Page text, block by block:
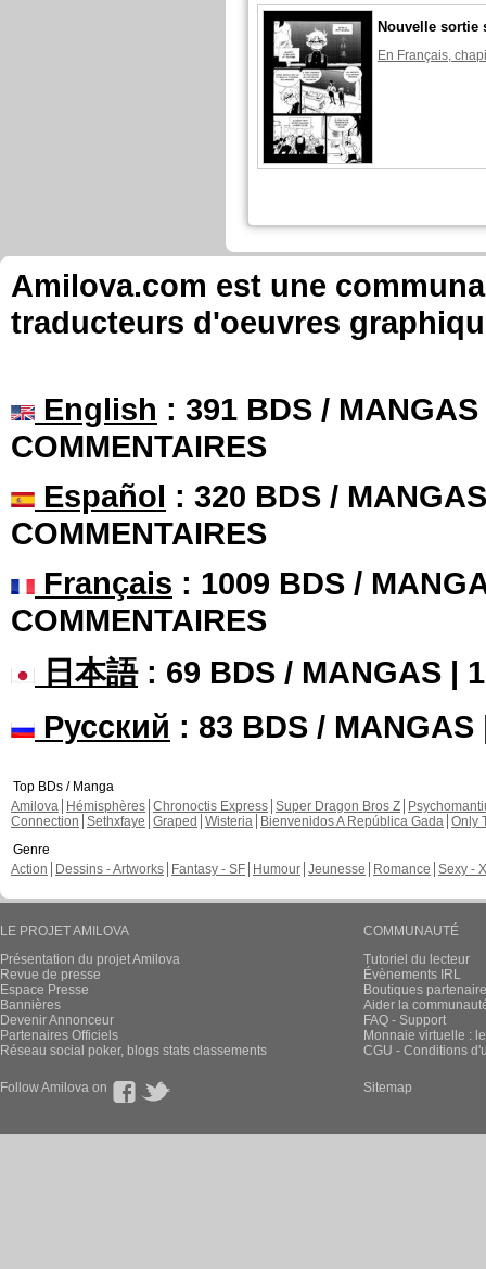
Nouvelle sortie
En Français,
Amilova.com est une
traducteurs d'oeuvres
English : 391 BDS /
COMMENTAIRES
Español : 320 BDS /
COMMENTAIRES
Français : 1009 BDS /
COMMENTAIRES
日本語: 69 BDS / MANGAS |
Русский : 83 BDS / MANGAS
Top BDs / Manga
Amilova
Hémisphères Chronoctis Express Super Dragon Bros Z
Connection Sethxfaye Graped Wisteria Bienvenidos A República Gada Only
Genre
Action
Dessins - Artworks Fantasy - SF Humour Jeunesse Romance Sexy -
LE PROJET AMILOVA
Présentation du projet Amilova
Revue de presse
Espace Presse
Bannières
Devenir Annonceur
Partenaires Officiels
Réseau social poker, blogs stats classements
COMMUNAUTÉ
Tutoriel du lecteur
Évènements IRL
Boutiques
Aider la
FAQ - Support
Monnaie virtuelle :
CGU - Conditions
Follow Amilova on Sitemap